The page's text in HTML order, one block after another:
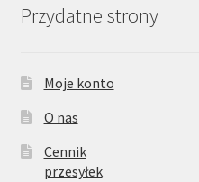
Przydatne strony
Moje konto
O nas
Cennik
przesyłek